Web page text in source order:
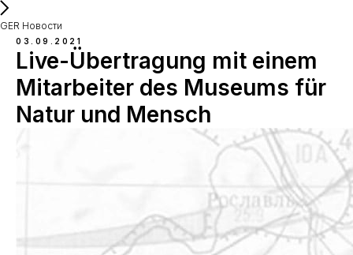
GER Новости
03.09.2021
Live-Übertragung mit einem
Mitarbeiter des Museums für
Natur und Mensch